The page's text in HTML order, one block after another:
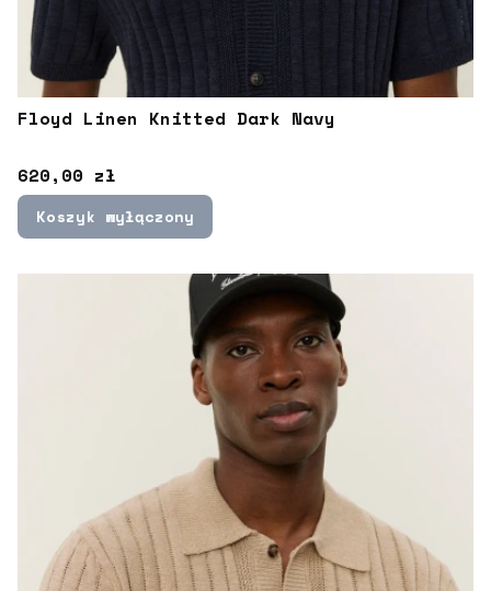
Floyd Linen Knitted Dark Navy
Cena
620,00 zł
Koszyk wyłączony